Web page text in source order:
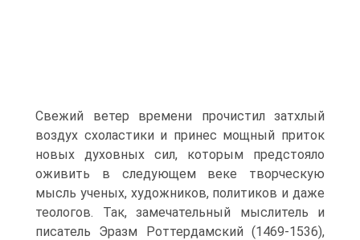
Свежий ветер времени прочистил затхлый
воздух схоластики и принес мощный приток
новых ду­ховных сил, которым предстояло
оживить в следующем веке творческую
мысль ученых, художников, политиков и даже
тео­логов. Так, замечательный мыслитель и
писатель Эразм Роттер­дамский (1469-1536),